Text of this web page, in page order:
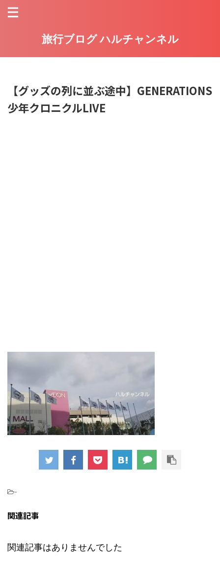
旅行ブログ ハルチャンネル
【グッズの列に並ぶ途中】GENERATIONS
少年クロニクルLIVE
-
関連記事
関連記事はありませんでした